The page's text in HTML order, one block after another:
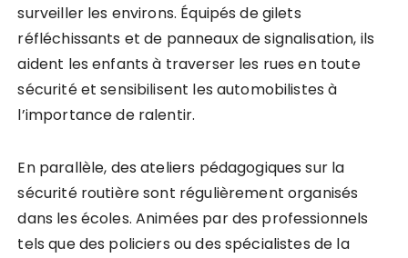
surveiller les environs. Équipés de gilets
réfléchissants et de panneaux de signalisation, ils
aident les enfants à traverser les rues en toute
sécurité et sensibilisent les automobilistes à
l’importance de ralentir.
En parallèle, des ateliers pédagogiques sur la
sécurité routière sont régulièrement organisés
dans les écoles. Animées par des professionnels
tels que des policiers ou des spécialistes de la